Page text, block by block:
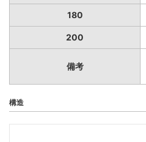
180
200
備考
構造